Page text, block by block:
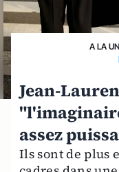
A LA
Jean-
assez
Ils sont de plus